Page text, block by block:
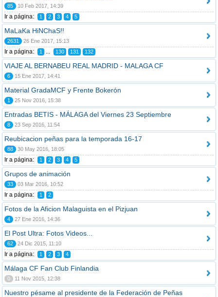
85 10 Feb 2017, 14:39
Ir a página: 1 2 3 4 5
MaLaKa HiNChaS!!
2631 26 Ene 2017, 15:13
Ir a página: 1 ... 130 131 132
VIAJE AL BERNABEU REAL MADRID - MALAGA CF
6 15 Ene 2017, 14:41
Material GradaMCF y Frente Bokerón
1 25 Nov 2016, 15:38
Entradas BETIS - MÁLAGA del Viernes 23 Septiembre
8 23 Sep 2016, 11:54
Reubicacion peñas para la temporada 16-17
88 30 May 2016, 18:05
Ir a página: 1 2 3 4 5
Grupos de animación
33 03 Mar 2016, 10:52
Ir a página: 1 2
Fotos de la Aficion Malaguista en el Pizjuan
4 27 Ene 2016, 14:36
El Post Ultra: Fotos Videos...
62 24 Dic 2015, 11:10
Ir a página: 1 2 3 4
Málaga CF Fan Club Finlandia
0 11 Nov 2015, 12:38
Nuestro pésame al presidente de la Federación de Peñas